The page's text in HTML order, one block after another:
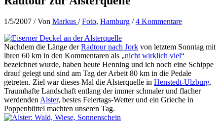
1/5/2007 / Von Markus /Foto, Hamburg /4 Kommentare
Nachdem die Länge derRadtour nach Jork von letztem Sonntag mit
ihren 60 km in den Kommentaren als „nicht wirklich viel“
bezeichnet wurde, haben heute Henning und ich noch eine Schippe
drauf gelegt und sind am Tag der Arbeit 80 km in die Pedale
getreten. Ziel war dieses Mal die Alsterquelle in Henstedt-Ulzburg.
Traumhafte Landschaft entlang der immer schmaler und flacher
werdenden Alster, bestes Feiertags-Wetter und ein Grieche in
Poppenbüttel machten unseren Tag.